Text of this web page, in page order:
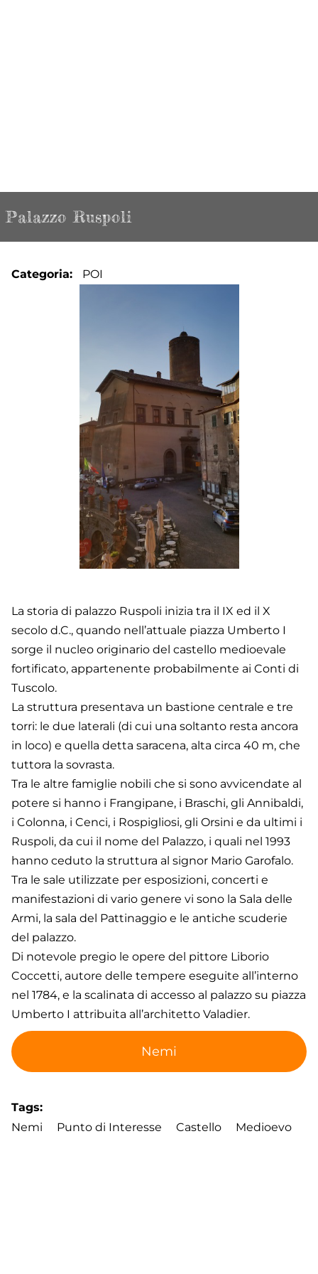
Palazzo Ruspoli
Categoria POI
La storia di palazzo Ruspoli inizia tra il IX ed il X
secolo d.C., quando nell’attuale piazza Umberto I
sorge il nucleo originario del castello medioevale
fortificato, appartenente probabilmente ai Conti di
Tuscolo.
La struttura presentava un bastione centrale e tre
torri: le due laterali (di cui una soltanto resta ancora
in loco) e quella detta saracena, alta circa 40 m, che
tuttora la sovrasta.
Tra le altre famiglie nobili che si sono avvicendate al
potere si hanno i Frangipane, i Braschi, gli Annibaldi,
i Colonna, i Cenci, i Rospigliosi, gli Orsini e da ultimi i
Ruspoli, da cui il nome del Palazzo, i quali nel 1993
hanno ceduto la struttura al signor Mario Garofalo.
Tra le sale utilizzate per esposizioni, concerti e
manifestazioni di vario genere vi sono la Sala delle
Armi, la sala del Pattinaggio e le antiche scuderie
del palazzo.
Di notevole pregio le opere del pittore Liborio
Coccetti, autore delle tempere eseguite all’interno
nel 1784, e la scalinata di accesso al palazzo su piazza
Umberto I attribuita all’architetto Valadier.
Nemi
Tags
Nemi
Punto di Interesse Castello
Medioevo